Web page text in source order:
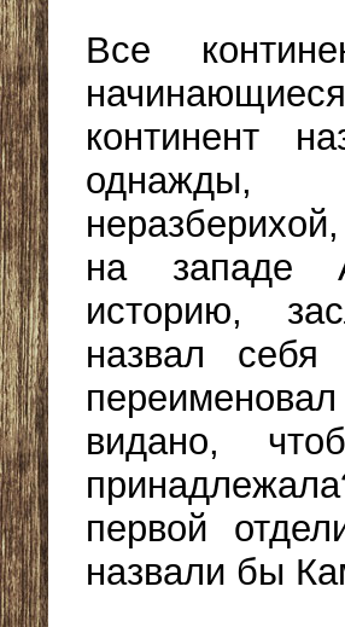
Все
континент
однажды,
на западе
историю,
назвал себя
видано,
первой
назвали бы